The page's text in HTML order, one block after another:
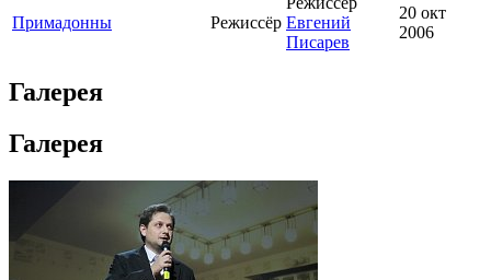
Примадонны Режиссёр Евгений
Писарев
20 окт
2006
Галерея
Галерея